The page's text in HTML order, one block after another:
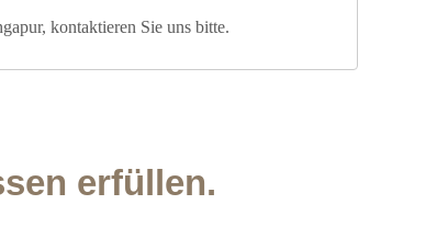
kontaktieren Sie uns bitte.
erfüllen.